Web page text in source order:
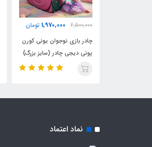
2,500,000
1,970,000 تومان
چادر بازی نوجوان یونی کورن
پونی دیجی چادر (سایز بزرگ)
نماد اعتماد